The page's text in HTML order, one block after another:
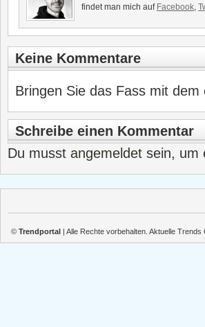
findet man mich auf Facebook,
Keine Kommentare
Bringen Sie das Fass mit
Schreibe einen Kommentar
Du musst angemeldet sein, um
© Trendportal | Alle Rechte vorbehalten. Aktuelle Trends